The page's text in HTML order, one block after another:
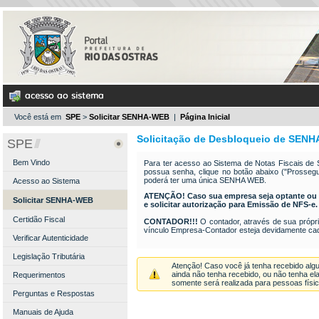
Você está em SPE > Solicitar SENHA-WEB | Página Inicial
SPE
Bem Vindo
Acesso ao Sistema
Solicitar SENHA-WEB
Certidão Fiscal
Verificar Autenticidade
Legislação Tributária
Requerimentos
Perguntas e Respostas
Manuais de Ajuda
Solicitação de Desbloqueio de
Para ter acesso ao Sistema de Notas Fiscais
possua senha, clique no botão abaixo
poderá ter uma única SENHA WEB.
ATENÇÃO! Caso sua empresa seja optante
e solicitar autorização para Emissão de NFS-e.
CONTADOR!!! O contador, através de sua
vínculo Empresa-Contador esteja devidamente
Atenção! Caso você já tenha recebido
ainda não tenha recebido, ou não tenha
somente será realizada para pessoas